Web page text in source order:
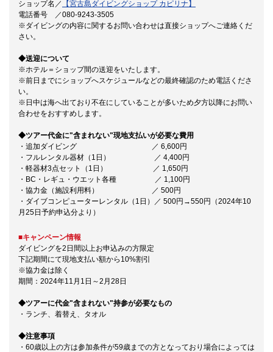
ショップ名／
【宮古島ダイビングショップ カピリナ】
電話番号 ／080-9243-3505
※ダイビングの内容に関するお問い合わせは直接ショップへご連絡くだ
さい。
◆送迎について
※ホテル＝ショップ間の送迎をいたします。
※前日までにショップへスケジュールなどの最終確認のため電話くださ
い。
※日中は海へ出ており不在にしていることが多いため夕方以降にお問い
合わせをおすすめします。
◆ツアー代金に"含まれない"現地支払いが必要な費用
・追加ダイビング ／ 6,600円
・フルレンタル器材（1日） ／ 4,400円
・軽器材3点セット（1日） ／ 1,650円
・BC・レギュ・ウエット各種 ／ 1,100円
・協力金（施設利用料） ／ 500円
・ダイブコンピューターレンタル（1日）／ 500円→550円（2024年10
月25日予約申込分より）
■キャンペーン情報
ダイビングを2日間以上お申込みの方限定
下記期間にて現地支払い額から10%割引
※協力金は除く
期間：2024年11月1日～2月28日
◆ツアーに代金"含まれない"持参が必要なもの
・ランチ、着替え、タオル
◆注意事項
・60歳以上の方は参加条件が59歳までの方となっており場合によっては